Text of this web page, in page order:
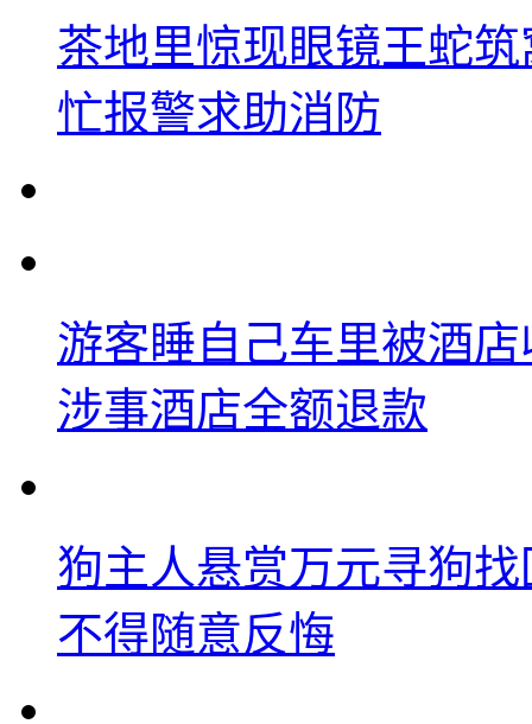
茶地里惊现眼镜王蛇
忙报警求助消防
游客睡自己车里被酒
涉事酒店全额退款
狗主人悬赏万元寻狗
不得随意反悔